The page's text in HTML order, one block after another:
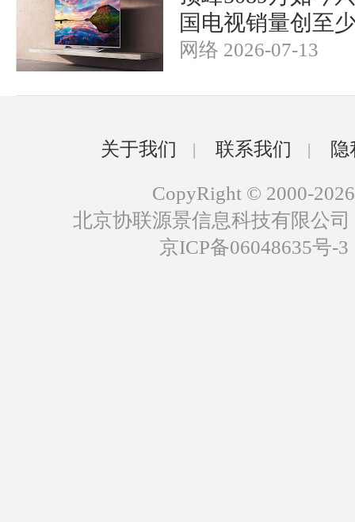
国电视销量创至
网络 2026-07-13
关于我们 | 联系我们 |
CopyRight © 2000-2026
北京协联源景信息科技有限公
京ICP备06048635号-3